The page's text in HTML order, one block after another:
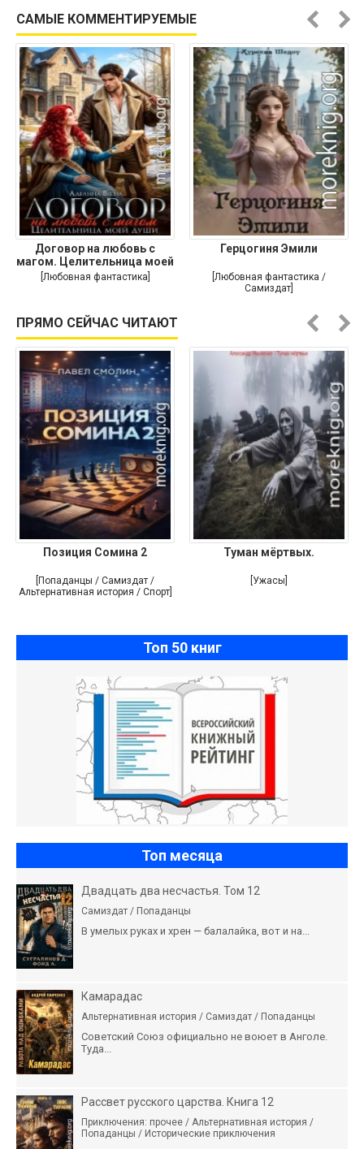
САМЫЕ КОММЕНТИРУЕМЫЕ
Договор на любовь с
магом. Целительница моей
души
[Любовная фантастика]
Герцогиня Эмили
[Любовная фантастика /
Самиздат]
ПРЯМО СЕЙЧАС ЧИТАЮТ
Позиция Сомина 2
[Попаданцы / Самиздат /
Альтернативная история / Спорт]
Туман мёртвых.
[Ужасы]
Топ 50 книг
Топ месяца
Двадцать два несчастья. Том 12
Самиздат / Попаданцы
В умелых руках и хрен — балалайка, вот и на...
Камарадас
Альтернативная история / Самиздат / Попаданцы
Советский Союз официально не воюет в Анголе.
Туда...
Рассвет русского царства. Книга 12
Приключения: прочее / Альтернативная история /
Попаданцы / Исторические приключения